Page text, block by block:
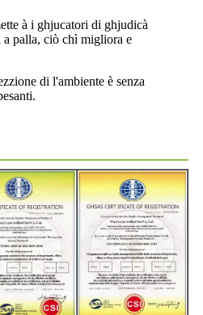
à i ghjucatori di ghjudicà
a palla, ciò chì migliora e
di l'ambiente è senza